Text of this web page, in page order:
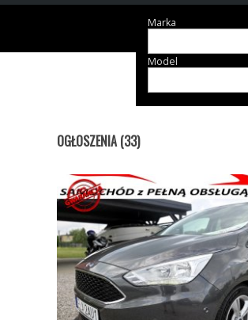
Marka
Model
OGŁOSZENIA (33)